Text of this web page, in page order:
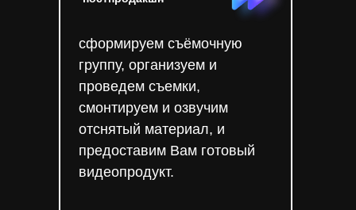
сформируем съёмочную
группу, организуем и
проведем съемки,
смонтируем и озвучим
отснятый материал, и
предоставим Вам готовый
видеопродукт.
НАПИШИТЕ НАМ